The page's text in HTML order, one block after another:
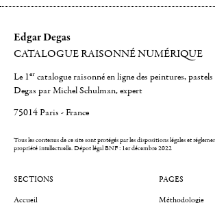
Edgar Degas
CATALOGUE RAISONNÉ NUMÉRIQUE
Le 1er catalogue raisonné en ligne des peintures,
Degas par Michel Schulman, expert
75014 Paris - France
Tous les contenus de ce site sont protégés par les dispositions légales et
propriété intellectuelle.Dépot légal BNF : 1er décembre 2022
SECTIONS
Accueil
PAGES
Méthodologie